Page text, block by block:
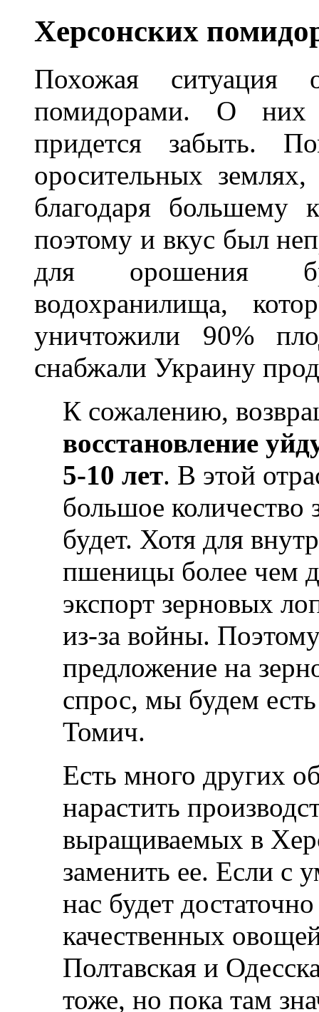
Херсонских
Похожая ситуация
помидорами. О
придется забыть.
оросительных
благодаря большему
поэтому и вкус был
для орошения
водохранилища,
уничтожили 90%
снабжали Украину
К сожалению,
восстановление
5-10 лет. В этой
большое количество
будет. Хотя для
пшеницы более чем
экспорт зерновых
из-за войны.
предложение на
спрос, мы будем
Томич.
Есть много других
нарастить
выращиваемых в
заменить ее. Если с
нас будет
качественных
Полтавская и
тоже, но пока там